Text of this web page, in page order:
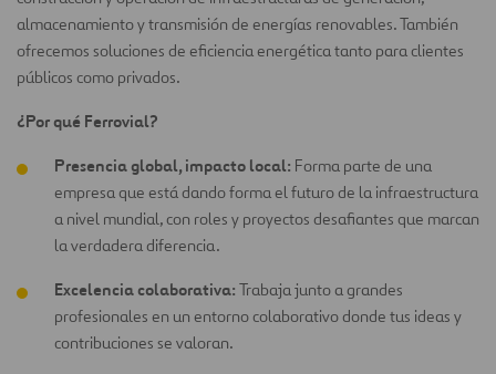
almacenamiento y transmisión de energías renovables. También
ofrecemos soluciones de eficiencia energética tanto para clientes
públicos como privados.
¿Por qué Ferrovial?
Presencia global, impacto local: Forma parte de una
empresa que está dando forma el futuro de la infraestructura
a nivel mundial, con roles y proyectos desafiantes que marcan
la verdadera diferencia.
Excelencia colaborativa: Trabaja junto a grandes
profesionales en un entorno colaborativo donde tus ideas y
contribuciones se valoran.